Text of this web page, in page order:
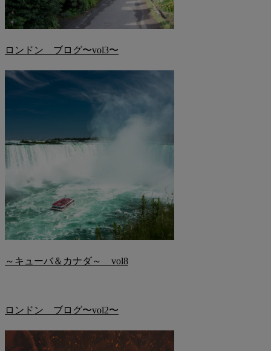
ロンドン ブログ〜vol3〜
～キューバ＆カナダ～ vol8
ロンドン ブログ〜vol2〜